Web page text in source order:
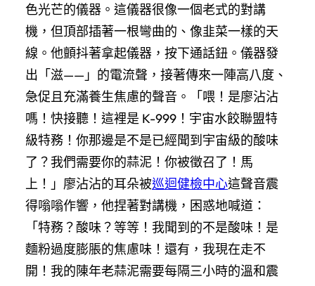
色光芒的儀器。這儀器很像一個老式的對講
機，但頂部插著一根彎曲的、像韭菜一樣的天
線。他顫抖著拿起儀器，按下通話鈕。儀器發
出「滋——」的電流聲，接著傳來一陣高八度、
急促且充滿養生焦慮的聲音。「喂！是廖沾沾
嗎！快接聽！這裡是 K-999！宇宙水餃聯盟特
級特務！你那邊是不是已經聞到宇宙級的酸味
了？我們需要你的蒜泥！你被徵召了！馬
上！」廖沾沾的耳朵被巡迴健檢中心這聲音震
得嗡嗡作響，他捏著對講機，困惑地喊道：
「特務？酸味？等等！我聞到的不是酸味！是
麵粉過度膨脹的焦慮味！還有，我現在走不
開！我的陳年老蒜泥需要每隔三小時的溫和震